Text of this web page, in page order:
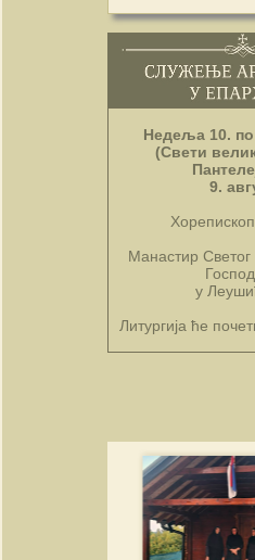
Недеља 10.
(Свети
9.
Манастир
у
Литургија ће